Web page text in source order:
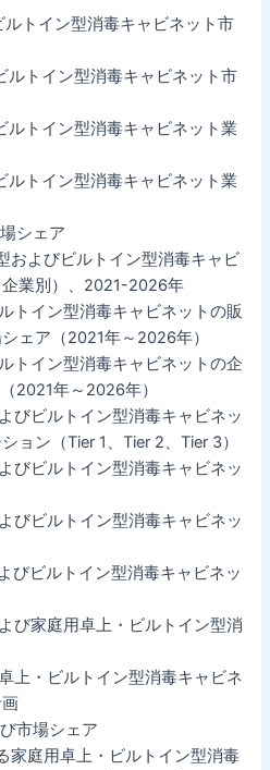
ルトイン型消毒キャビネット市
ルトイン型消毒キャビネット市
ルトイン型消毒キャビネット業
ルトイン型消毒キャビネット業
シェア
およびビルトイン型消毒キャビ
業別）、2021-2026年
トイン型消毒キャビネットの販
ェア（2021年～2026年）
トイン型消毒キャビネットの企
2021年～2026年）
びビルトイン型消毒キャビネッ
ョン（Tier 1、Tier 2、Tier 3）
びビルトイン型消毒キャビネッ
びビルトイン型消毒キャビネッ
びビルトイン型消毒キャビネッ
び家庭用卓上・ビルトイン型消
上・ビルトイン型消毒キャビネ
市場シェア
家庭用卓上・ビルトイン型消毒